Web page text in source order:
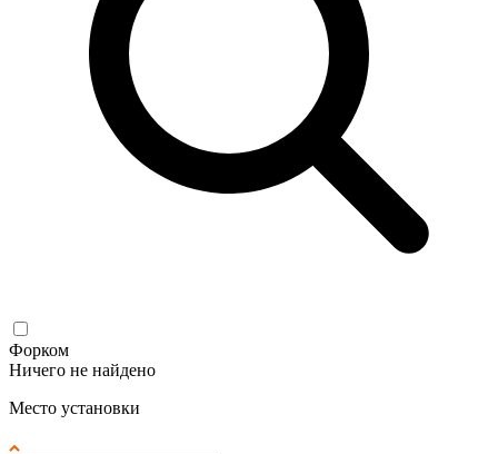
Форком
Ничего не найдено
Место установки